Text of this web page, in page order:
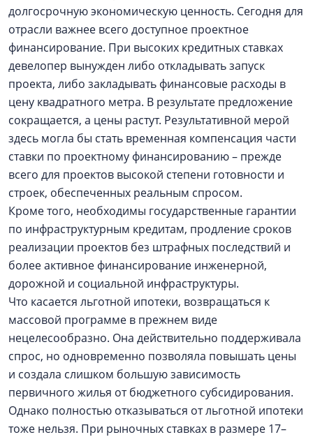
долгосрочную экономическую ценность. Сегодня для
отрасли важнее всего доступное проектное
финансирование. При высоких кредитных ставках
девелопер вынужден либо откладывать запуск
проекта, либо закладывать финансовые расходы в
цену квадратного метра. В результате предложение
сокращается, а цены растут. Результативной мерой
здесь могла бы стать временная компенсация части
ставки по проектному финансированию – прежде
всего для проектов высокой степени готовности и
строек, обеспеченных реальным спросом.
Кроме того, необходимы государственные гарантии
по инфраструктурным кредитам, продление сроков
реализации проектов без штрафных последствий и
более активное финансирование инженерной,
дорожной и социальной инфраструктуры.
Что касается льготной ипотеки, возвращаться к
массовой программе в прежнем виде
нецелесообразно. Она действительно поддерживала
спрос, но одновременно позволяла повышать цены
и создала слишком большую зависимость
первичного жилья от бюджетного субсидирования.
Однако полностью отказываться от льготной ипотеки
тоже нельзя. При рыночных ставках в размере 17–